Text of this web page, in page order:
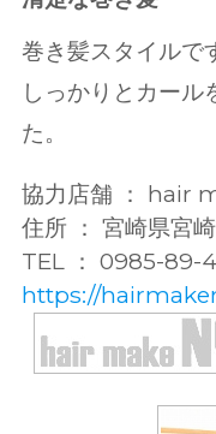
巻き髪スタイルで
しっかりとカール
た。
協力店舗 ： hair
住所 ： 宮崎県宮
TEL ： 0985-89-
https://